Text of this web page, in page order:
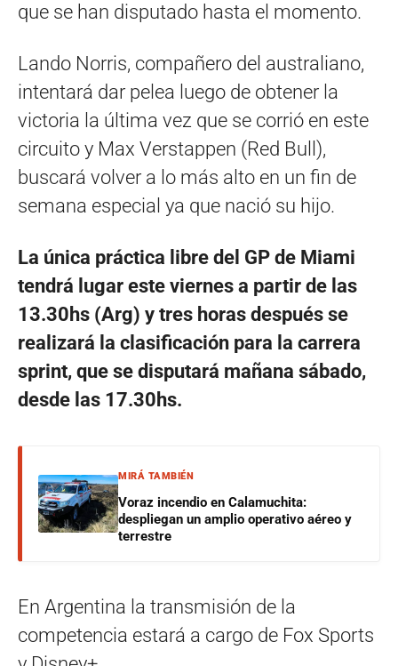
que se han disputado hasta el momento.
Lando Norris, compañero del australiano,
intentará dar pelea luego de obtener la
victoria la última vez que se corrió en este
circuito y Max Verstappen (Red Bull),
buscará volver a lo más alto en un fin de
semana especial ya que nació su hijo.
La única práctica libre del GP de Miami
tendrá lugar este viernes a partir de las
13.30hs (Arg) y tres horas después se
realizará la clasificación para la carrera
sprint, que se disputará mañana sábado,
desde las 17.30hs.
MIRÁ TAMBIÉN
Voraz incendio en Calamuchita:
despliegan un amplio operativo aéreo y
terrestre
En Argentina la transmisión de la
competencia estará a cargo de Fox Sports